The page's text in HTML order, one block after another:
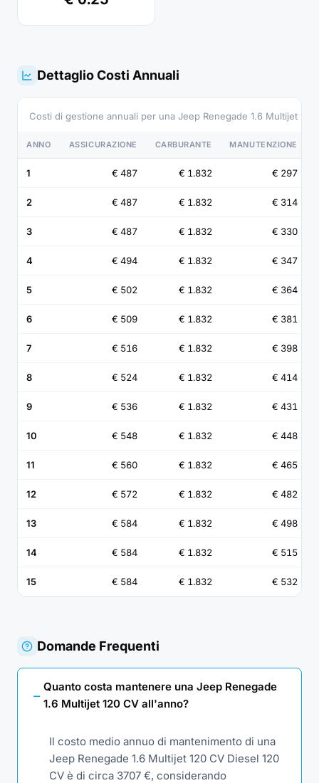
Dettaglio Costi Annuali
Costi di gestione annuali per una Jeep Renegade 1.6 Multijet
ANNO ASSICURAZIONE CARBURANTE MANUTENZIONE
1 € 487 € 1.832 € 297
2 € 487 € 1.832 € 314
3 € 487 € 1.832 € 330
4 € 494 € 1.832 € 347
5 € 502 € 1.832 € 364
6 € 509 € 1.832 € 381
7 € 516 € 1.832 € 398
8 € 524 € 1.832 € 414
9 € 536 € 1.832 € 431
10 € 548 € 1.832 € 448
11 € 560 € 1.832 € 465
12 € 572 € 1.832 € 482
13 € 584 € 1.832 € 498
14 € 584 € 1.832 € 515
15 € 584 € 1.832 € 532
Domande Frequenti
Quanto costa mantenere una Jeep Renegade
1.6 Multijet 120 CV all'anno?
Il costo medio annuo di mantenimento di una
Jeep Renegade 1.6 Multijet 120 CV Diesel 120
CV è di circa 3707 €, considerando